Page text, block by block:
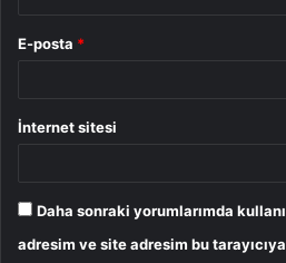
E-posta *
İnternet sitesi
Daha sonraki yorumlarımda
adresim ve site adresim bu